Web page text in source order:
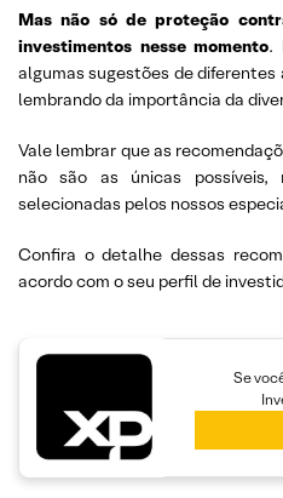
Mas não só de proteção
investimentos nesse momento.
algumas sugestões de
lembrando da importância da
Vale lembrar que as
não são as únicas possíveis,
selecionadas pelos nossos
Confira o detalhe dessas
acordo com o seu perfil de
Se